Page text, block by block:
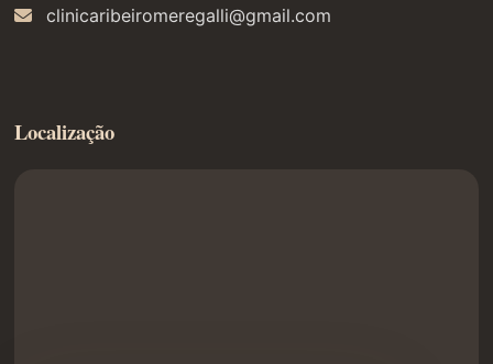
clinicaribeiromeregalli@gmail.com
Localização